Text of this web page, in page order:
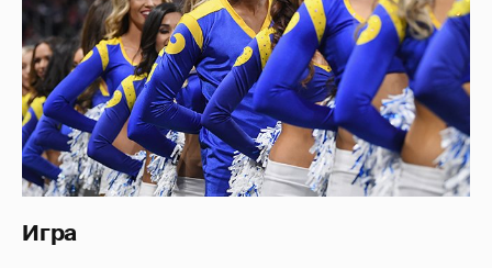
Игра